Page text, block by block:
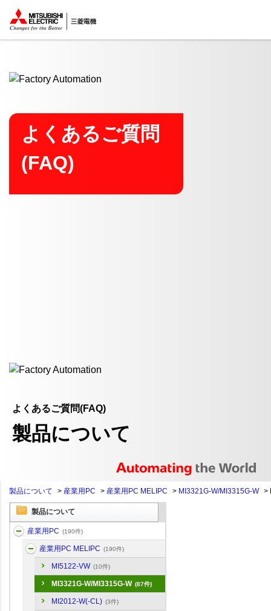
ここから本文
よくあるご質問
(FAQ)
よくあるご質問(FAQ)
製品について
製品について > 産業用PC > 産業用PC MELIPC > MI3321G-W/MI3315G-W >
製品について
産業用PC (190件)
産業用PC MELIPC (190件)
MI5122-VW (10件)
MI3321G-W/MI3315G-W (87件)
MI2012-W(-CL) (3件)